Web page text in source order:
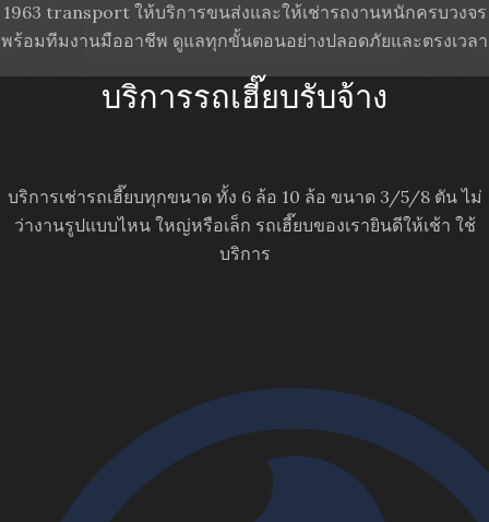
1963 transport ให้บริการขนส่งและให้เช่ารถงานหนักครบวงจร
พร้อมทีมงานมืออาชีพ ดูแลทุกขั้นตอนอย่างปลอดภัยและตรงเวลา
บริการรถเฮี๊ยบรับจ้าง
บริการเช่ารถเฮี๊ยบทุกขนาด ทั้ง 6 ล้อ 10 ล้อ ขนาด 3/5/8 ตัน ไม่
ว่างานรูปแบบไหน ใหญ่หรือเล็ก รถเฮี๊ยบของเรายินดีให้เช้า ใช้
บริการ